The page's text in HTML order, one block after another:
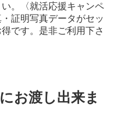
。〈就活応援キャンペ
証明写真データがセッ
です。是非ご利用下さ
お渡し出来ま